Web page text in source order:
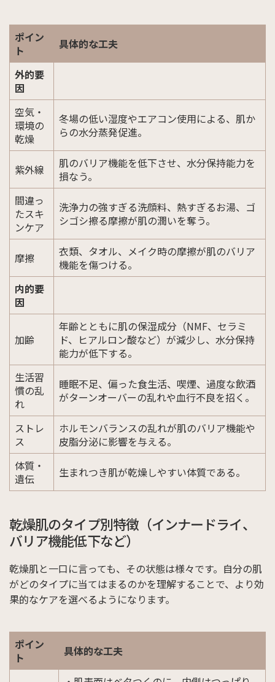
ポイン
ト
具体的な工夫
外的要
因
空気・
環境の
乾燥
冬場の低い湿度やエアコン使用による、肌か
らの水分蒸発促進。
紫外線
肌のバリア機能を低下させ、水分保持能力を
損なう。
間違っ
たスキ
ンケア
洗浄力の強すぎる洗顔料、熱すぎるお湯、ゴ
シゴシ擦る摩擦が肌の潤いを奪う。
摩擦
衣類、タオル、メイク時の摩擦が肌のバリア
機能を傷つける。
内的要
因
加齢
年齢とともに肌の保湿成分（NMF、セラミ
ド、ヒアルロン酸など）が減少し、水分保持
能力が低下する。
生活習
慣の乱
れ
睡眠不足、偏った食生活、喫煙、過度な飲酒
がターンオーバーの乱れや血行不良を招く。
ストレ
ス
ホルモンバランスの乱れが肌のバリア機能や
皮脂分泌に影響を与える。
体質・
遺伝
生まれつき肌が乾燥しやすい体質である。
乾燥肌のタイプ別特徴（インナードライ、
バリア機能低下など）
乾燥肌と一口に言っても、その状態は様々です。自分の肌
がどのタイプに当てはまるのかを理解することで、より効
果的なケアを選べるようになります。
ポイン
ト
具体的な工夫